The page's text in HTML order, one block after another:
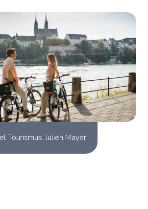
Tourismus, Julien Mayer.